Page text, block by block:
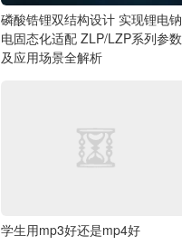
磷酸锆锂双结构设计 实现锂电钠
电固态化适配 ZLP/LZP系列参数
及应用场景全解析
学生用mp3好还是mp4好